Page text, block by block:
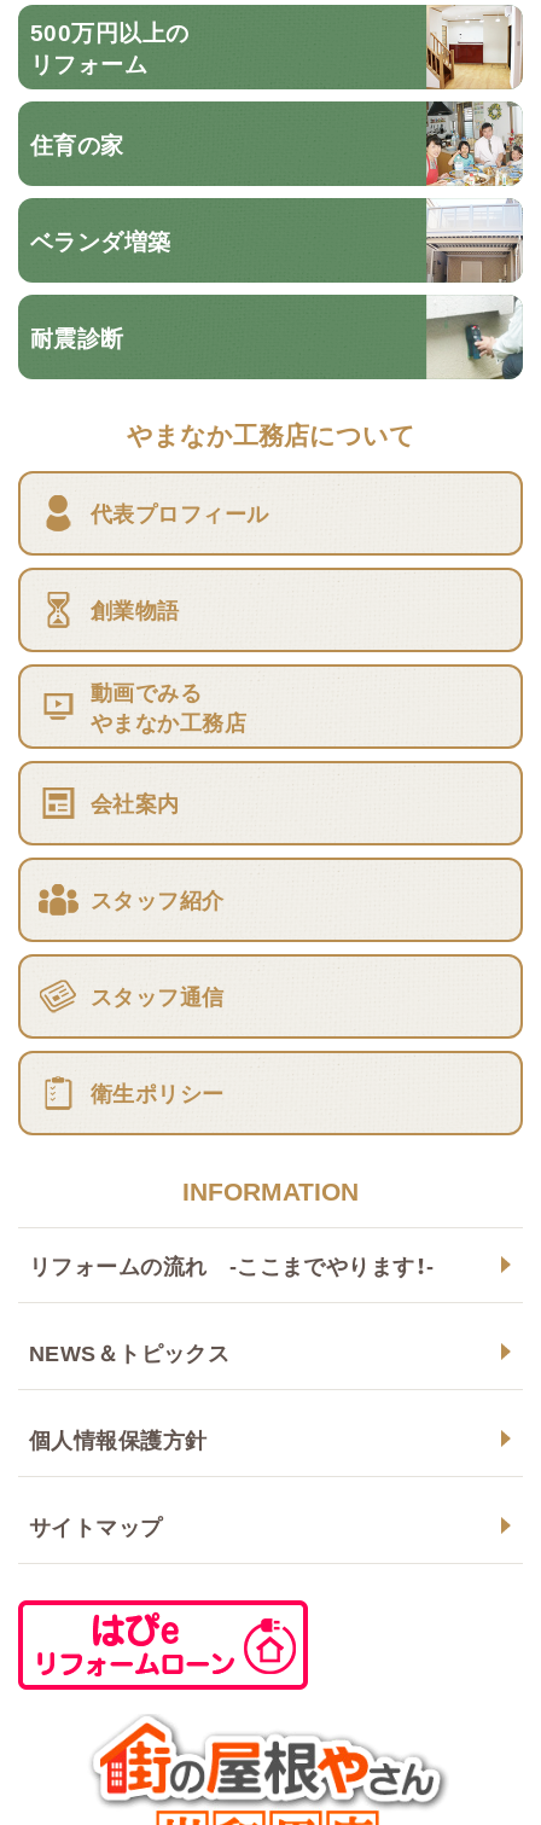
500万円以上の
リフォーム
住育の家
ベランダ増築
耐震診断
やまなか工務店について
代表プロフィール
創業物語
動画でみる
やまなか工務店
会社案内
スタッフ紹介
スタッフ通信
衛生ポリシー
INFORMATION
リフォームの流れ -ここまでやります！-
NEWS＆トピックス
個人情報保護方針
サイトマップ